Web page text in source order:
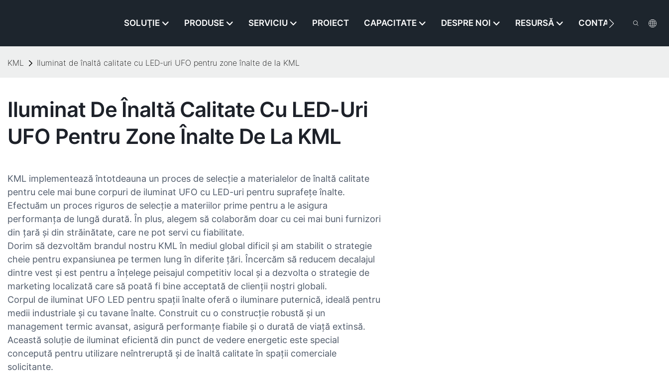
SOLUŢIE PRODUSE SERVICIU PROIECT CAPACITATE DESPRE NOI RESURSĂ CONTACTAŢI-NE
KML Iluminat de înaltă calitate cu LED-uri UFO pentru zone înalte de la KML
Iluminat De Înaltă Calitate Cu LED-Uri
UFO Pentru Zone Înalte De La KML
KML implementează întotdeauna un proces de selecție a materialelor de înaltă calitate
pentru cele mai bune corpuri de iluminat UFO cu LED-uri pentru suprafețe înalte.
Efectuăm un proces riguros de selecție a materiilor prime pentru a le asigura
performanța de lungă durată. În plus, alegem să colaborăm doar cu cei mai buni furnizori
din țară și din străinătate, care ne pot servi cu fiabilitate.
Dorim să dezvoltăm brandul nostru KML în mediul global dificil și am stabilit o strategie
cheie pentru expansiunea pe termen lung în diferite țări. Încercăm să reducem decalajul
dintre vest și est pentru a înțelege peisajul competitiv local și a dezvolta o strategie de
marketing localizată care să poată fi bine acceptată de clienții noștri globali.
Corpul de iluminat UFO LED pentru spații înalte oferă o iluminare puternică, ideală pentru
medii industriale și cu tavane înalte. Construit cu o construcție robustă și un
management termic avansat, asigură performanțe fiabile și o durată de viață extinsă.
Această soluție de iluminat eficientă din punct de vedere energetic este special
concepută pentru utilizare neîntreruptă și de înaltă calitate în spații comerciale
solicitante.